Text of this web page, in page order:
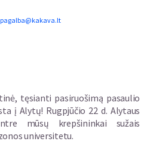
pagalba@kakava.lt
tęsianti pasiruošimą pasaulio
į Alytų! Rugpjūčio 22 d. Alytaus
mūsų krepšininkai sužais
universitetu.